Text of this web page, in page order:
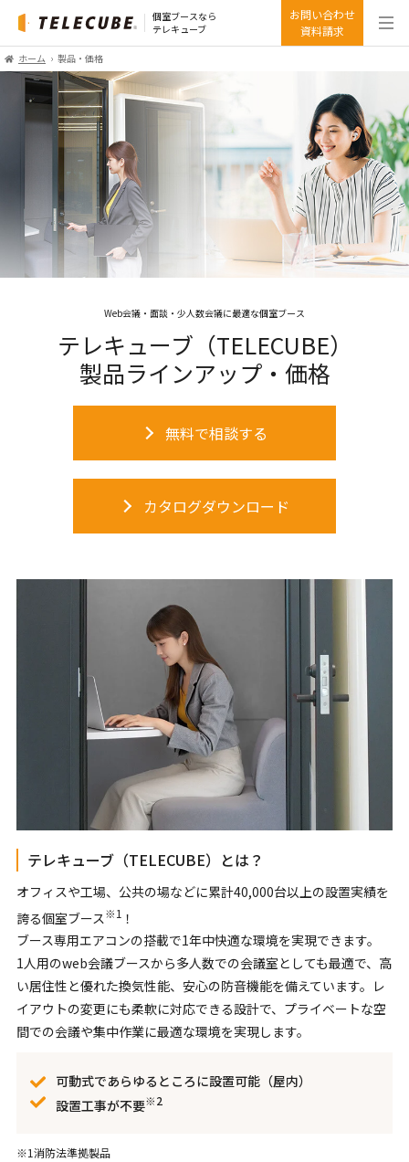
個室ブースなら
テレキューブ
お問い合わせ
資料請求
ホーム 製品・価格
Web会議・面談・少人数会議に最適な個室ブース
テレキューブ（TELECUBE）
製品ラインアップ・価格
無料で相談する
カタログダウンロード
テレキューブ（TELECUBE）とは？
オフィスや工場、公共の場などに累計40,000台以上の設置実績を
誇る個室ブース※1！
ブース専用エアコンの搭載で1年中快適な環境を実現できます。
1人用のweb会議ブースから多人数での会議室としても最適で、高
い居住性と優れた換気性能、安心の防音機能を備えています。レ
イアウトの変更にも柔軟に対応できる設計で、プライベートな空
間での会議や集中作業に最適な環境を実現します。
可動式であらゆるところに設置可能（屋内）
設置工事が不要※2
※1消防法準拠製品